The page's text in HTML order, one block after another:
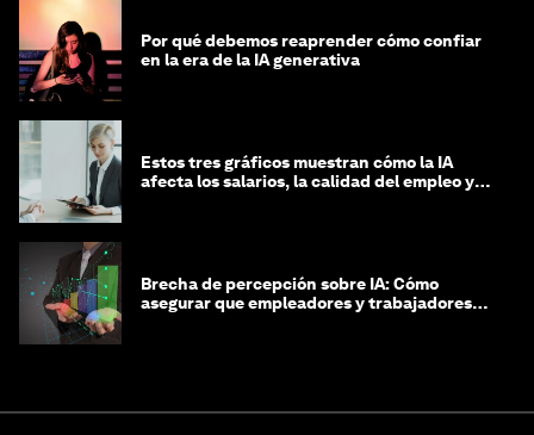
Por qué debemos reaprender cómo confiar
en la era de la IA generativa
Estos tres gráficos muestran cómo la IA
afecta los salarios, la calidad del empleo y
Brecha de percepción sobre IA: Cómo
asegurar que empleadores y trabajadores